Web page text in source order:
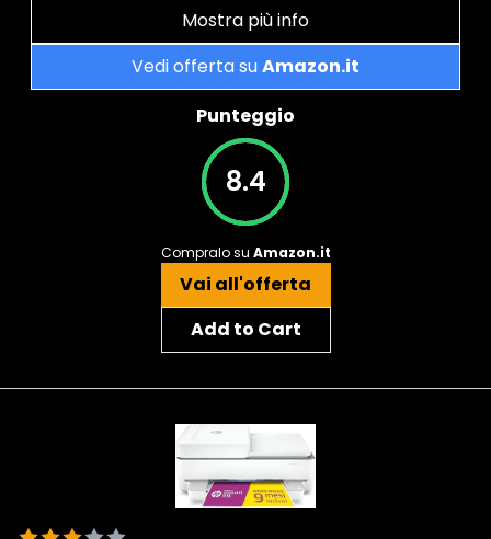
Mostra più info
Vedi offerta suAmazon.it
Punteggio
8.4
Compralo su Amazon.it
Vai all'offerta
Add to Cart